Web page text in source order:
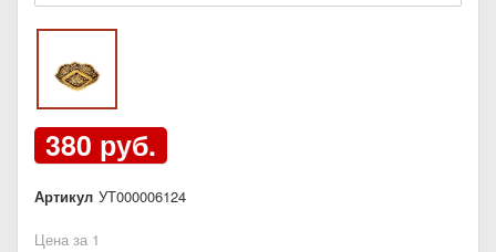
380 руб.
Артикул УТ000006124
Цена за 1